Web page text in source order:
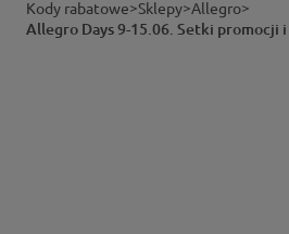
Kody rabatowe>Sklepy>Allegro>
Allegro Days 9-15.06. Setki promocji